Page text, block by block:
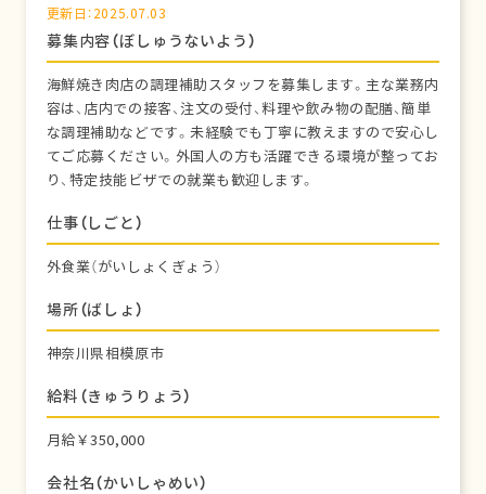
更新日：2025.07.03
募集内容（ぼしゅうないよう）
海鮮焼き肉店の調理補助スタッフを募集します。主な業務内
容は、店内での接客、注文の受付、料理や飲み物の配膳、簡単
な調理補助などです。未経験でも丁寧に教えますので安心し
てご応募ください。外国人の方も活躍できる環境が整ってお
り、特定技能ビザでの就業も歓迎します。
仕事（しごと）
外食業（がいしょくぎょう）
場所（ばしょ）
神奈川県相模原市
給料（きゅうりょう）
月給￥350,000
会社名（かいしゃめい）